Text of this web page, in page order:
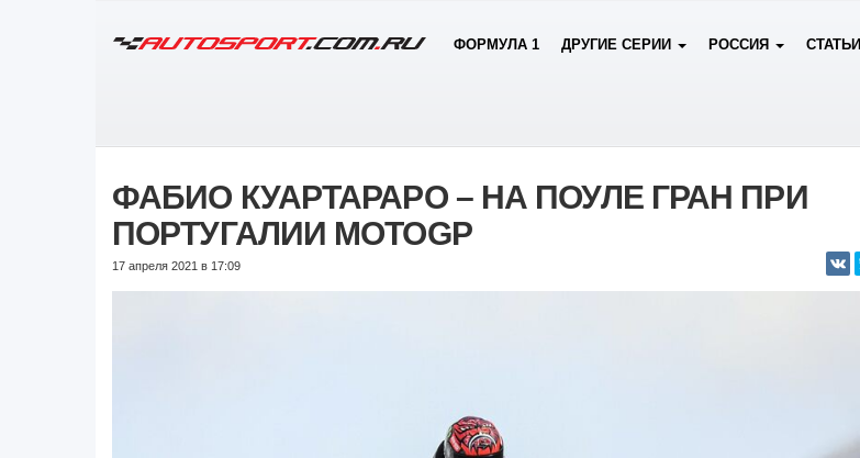
ФОРМУЛА 1 ДРУГИЕ СЕРИИ РОССИЯ СТАТЬИ
ФАБИО КУАРТАРАРО – НА ПОУЛЕ ГРАН ПРИ
ПОРТУГАЛИИ MOTOGP
17 апреля 2021 в 17:09